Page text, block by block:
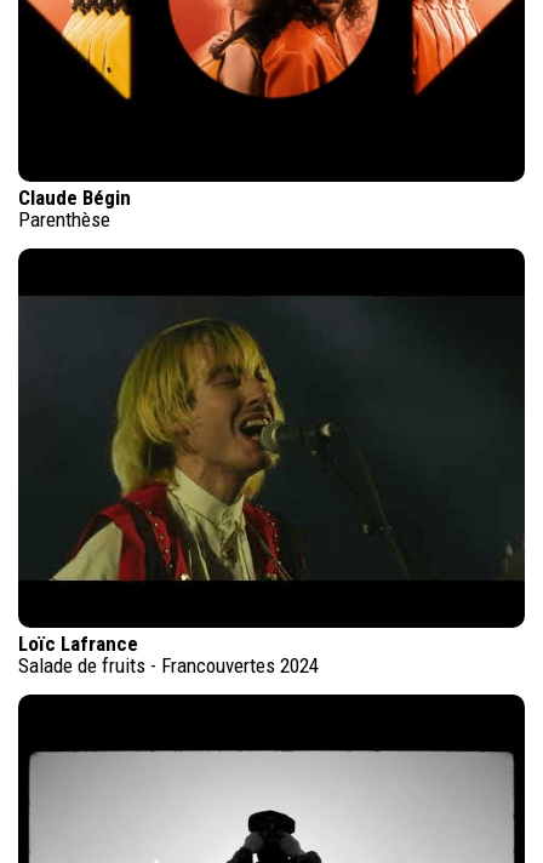
Claude Bégin
Parenthèse
Loïc Lafrance
Salade de fruits - Francouvertes 2024